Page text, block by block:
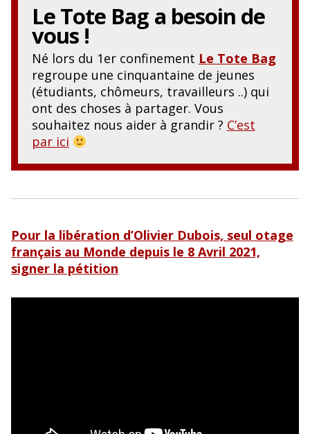
Le Tote Bag a besoin de
vous !
Né lors du 1er confinement Le Tote Bag
regroupe une cinquantaine de jeunes
(étudiants, chômeurs, travailleurs ..) qui
ont des choses à partager. Vous
souhaitez nous aider à grandir ? C’est
par ici
Pour la libération d’Olivier Dubois, seul otage
français au Monde depuis le 8 Avril 2021,
signer la pétition